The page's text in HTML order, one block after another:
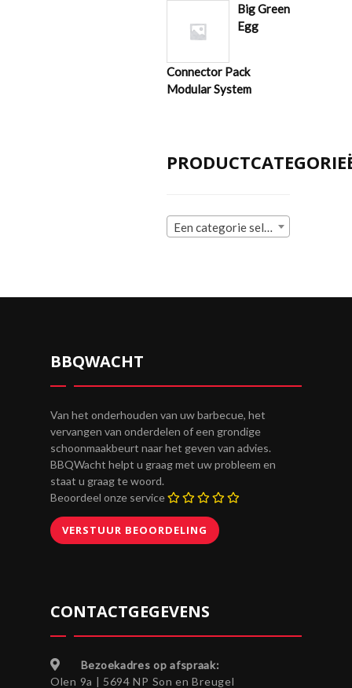
Big Green
Egg
Connector Pack
Modular System
Een categorie selecteren
BBQWACHT
Van het onderhouden van uw barbecue, het
vervangen van onderdelen of een grondige
schoonmaakbeurt naar het geven van advies.
BBQWacht helpt u graag met uw probleem en
staat u graag te woord.
Beoordeel onze service
CONTACTGEGEVENS
Bezoekadres op afspraak:
Olen 9a | 5694 NP Son en Breugel